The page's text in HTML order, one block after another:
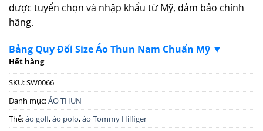
được tuyển chọn và nhập khẩu từ Mỹ, đảm bảo chính
hãng.
Bảng Quy Đổi Size Áo Thun Nam Chuẩn Mỹ ▼
Hết hàng
SKU:SW0066
Danh mục:ÁO THUN
Thẻ:áo golf,áo polo,áo Tommy Hilfiger